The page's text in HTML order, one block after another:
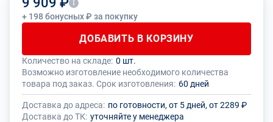
+ 198 бонусных ₽ за покупку
ДОБАВИТЬ В КОРЗИНУ
Общее количество данного товара должно быть кратно размеру
упаковки (1 шт.)
На данный товар производителем установлено ограничение по
размеру минимального заказа
Количество на складе: 0 шт.
Возможно изготовление необходимого количества
товара под заказ. Срок изготовления: 60 дней
Доставка до адреса: по готовности, от 5 дней, от 2289 ₽
Доставка до ТК: уточняйте у менеджера